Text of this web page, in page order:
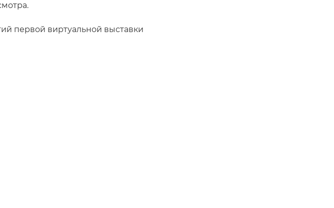
первой виртуальной выставки